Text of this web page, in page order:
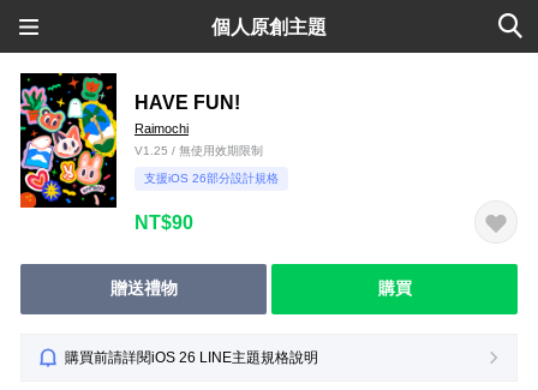
個人原創主題
HAVE FUN!
Raimochi
V1.25 / 無使用效期限制
支援iOS 26部分設計規格
NT$90
贈送禮物 購買
購買前請詳閱iOS 26 LINE主題規格說明